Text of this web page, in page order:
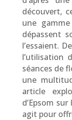
découvert,
une
dépassent
l’essaient.
l’utilisation
séances de
une
article
d’Epsom
agit pour